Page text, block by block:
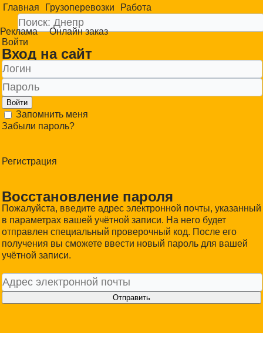
Главная Грузоперевозки Работа
Реклама
Онлайн заказ
Войти
Вход на сайт
Войти
Запомнить меня
Забыли пароль?
Регистрация
Восстановление пароля
Пожалуйста, введите адрес электронной почты, указанный
в параметрах вашей учётной записи. На него будет
отправлен специальный проверочный код. После его
получения вы сможете ввести новый пароль для вашей
учётной записи.
Отправить